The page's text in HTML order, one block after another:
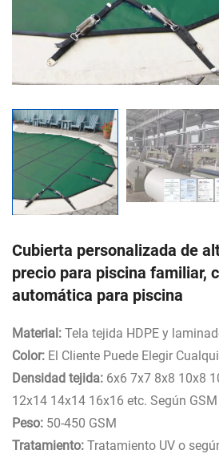
Cubierta personalizada de
precio para piscina familiar,
automática para piscina
Material: Tela tejida HDPE y
Color: El Cliente Puede Elegir
Densidad tejida: 6x6 7x7 8x8 10x8
12x14 14x14 16x16 etc. Según GSM
Peso: 50-450 GSM
Tratamiento: Tratamiento UV o